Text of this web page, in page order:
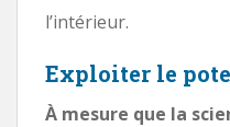
l’intérieur.
Exploiter le
À mesure que la